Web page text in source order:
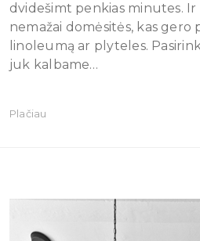
dvidešimt penkias minutes. Ir
nemažai domėsitės, kas gero
linoleumą ar plyteles.
juk kalbame…
Plačiau